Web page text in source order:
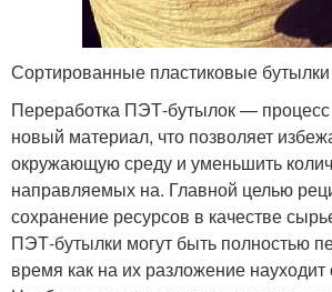
Сортированные пластиковые бутылки
Переработка ПЭТ-бутылок —
новый материал, что позволяет
окружающую среду и уменьшить
направляемых на. Главной целью
сохранение ресурсов в качестве
ПЭТ-бутылки могут быть полностью
время как на их разложение науходит